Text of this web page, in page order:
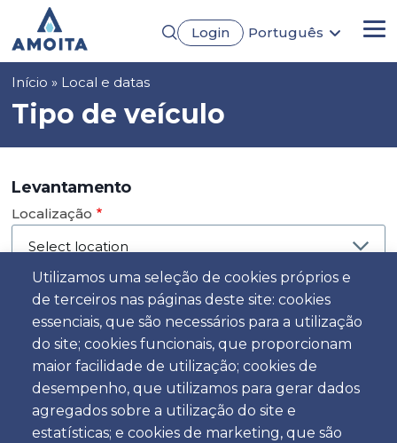
conteúdo
principal
Login
Português
Utilizamos uma seleção de cookies próprios e
de terceiros nas páginas deste site: cookies
essenciais, que são necessários para a utilização
do site; cookies funcionais, que proporcionam
maior facilidade de utilização; cookies de
desempenho, que utilizamos para gerar dados
agregados sobre a utilização do site e
estatísticas; e cookies de marketing, que são
Navegação
estrutural
Início Local e datas
Tipo de veículo
Levantamento
Localização
Dia
Data
Hora
Hora